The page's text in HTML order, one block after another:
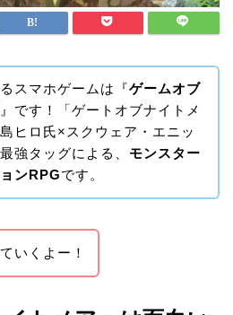
スマホゲームは『ゲームオブ
』です！「ゲートオブナイトメ
ヒロ氏×スクウェア・エニッ
強タッグによる、 モンスター
ンRPGです。
いくよー！